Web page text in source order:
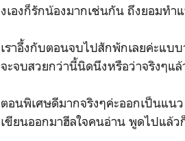
งเองก็รักน้องมากเช่นกัน ถึงยอมท
เราอึ้งกับตอนจบไปสักพักเลยค่ะแบ
จะจบสวยกว่านี้นิดนึงหรือว่าจริงๆ
ตอนพิเศษดีมากจริงๆค่ะออกเป็นแน
เขียนออกมาฮีลใจคนอ่าน พูดไปแล้